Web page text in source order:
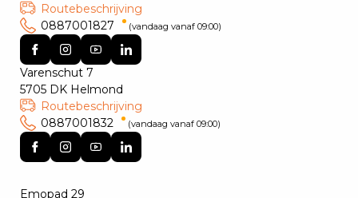
Routebeschrijving
0887001827
(vandaag vanaf 09:00)
Varenschut 7
5705 DK Helmond
Routebeschrijving
0887001832
(vandaag vanaf 09:00)
Emopad 29